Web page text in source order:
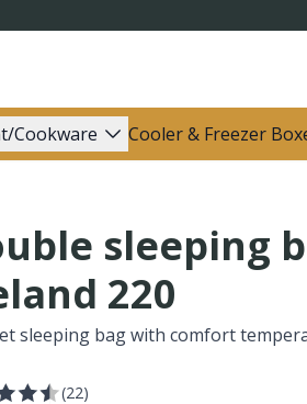
Cookware Cooler & Freezer
sleeping
220
sleeping bag with comfort
(22)